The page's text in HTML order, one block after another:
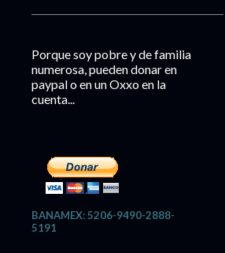
Porque soy pobre y de familia
numerosa, pueden donar en
paypal o en un Oxxo en la
cuenta...
BANAMEX: 5206-9490-2888-
5191